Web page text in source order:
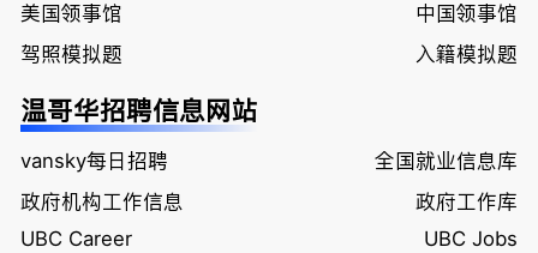
美国领事馆
中国领事馆
驾照模拟题
入籍模拟题
温哥华招聘信息网站
vansky每日招聘
全国就业信息库
政府机构工作信息
政府工作库
UBC Career
UBC Jobs